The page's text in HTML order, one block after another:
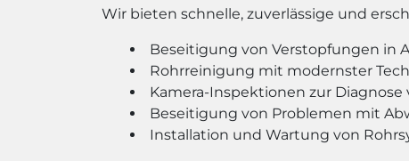
Wir bieten schnelle, zuverlässige und
Beseitigung von Verstopfungen in
Rohrreinigung mit modernster
Kamera-Inspektionen zur
Beseitigung von Problemen mit
Installation und Wartung von